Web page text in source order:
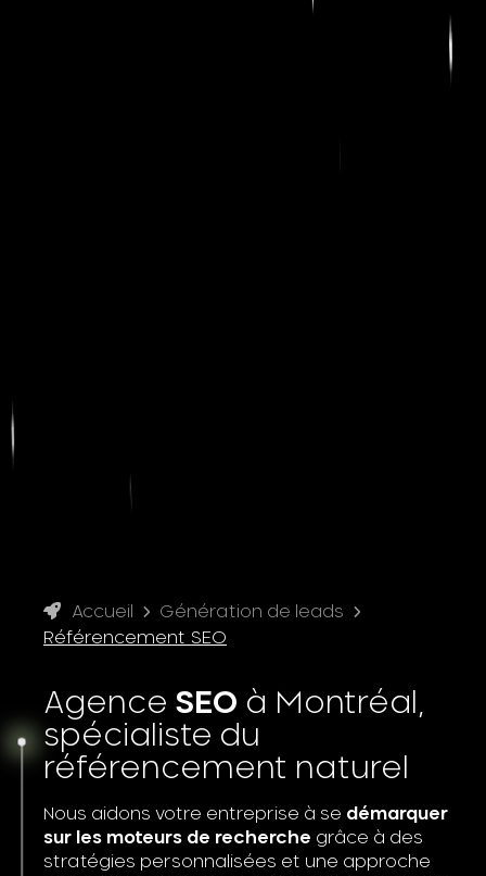
Accueil
Génération de leads
Référencement SEO
Agence SEO à Montréal,
spécialiste du
référencement naturel
Nous aidons votre entreprise à se démarquer
sur les moteurs de recherche grâce à des
stratégies personnalisées et une approche